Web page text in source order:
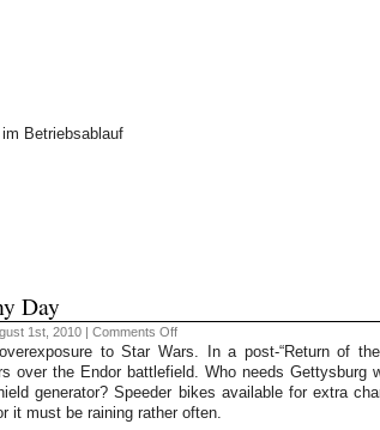
Betriebsablauf
Day
1st, 2010 | Comments Offon
52
#31
–
Rainy
Day
to Star Wars. In a post-“Return of
over the Endor battlefield. Who needs Gettysburg
generator? Speeder bikes available for extra
it must be raining rather often.